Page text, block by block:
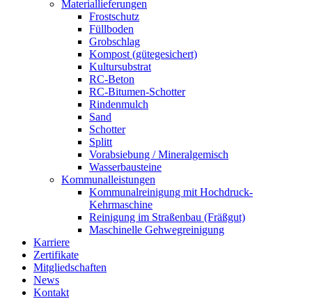
Materiallieferungen
Frostschutz
Füllboden
Grobschlag
Kompost (gütegesichert)
Kultursubstrat
RC-Beton
RC-Bitumen-Schotter
Rindenmulch
Sand
Schotter
Splitt
Vorabsiebung / Mineralgemisch
Wasserbausteine
Kommunalleistungen
Kommunalreinigung mit Hochdruck-
Kehrmaschine
Reinigung im Straßenbau (Fräßgut)
Maschinelle Gehwegreinigung
Karriere
Zertifikate
Mitgliedschaften
News
Kontakt